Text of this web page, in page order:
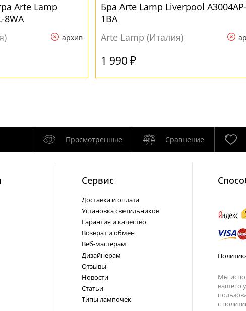
Arte Lamp
8WA
архив
Бра Arte Lamp Liverpool A3004AP-
1BA
Arte Lamp (Италия)
1 990 ₽
Просмотренные Сравнение
Cервис
Доставка и оплата
Установка светильников
Гарантия и качество
Возврат и обмен
Веб-мастерам
Дизайнерам
Отзывы
Новости
Статьи
Типы лампочек
Мы
вашего
с